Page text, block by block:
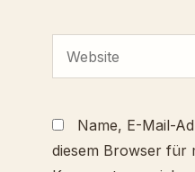
Name, E-Mail-
diesem Browser für